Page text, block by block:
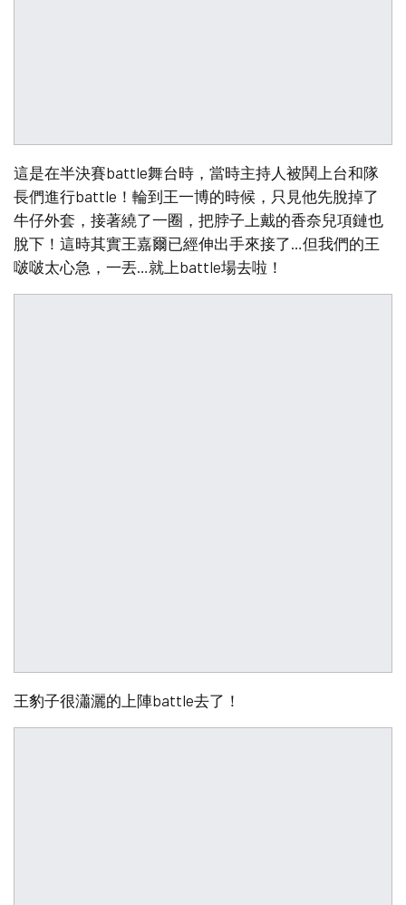
這是在半決賽battle舞台時，當時主持人被鬨上台和隊
長們進行battle！輪到王一博的時候，只見他先脫掉了
牛仔外套，接著繞了一圈，把脖子上戴的香奈兒項鏈也
脫下！這時其實王嘉爾已經伸出手來接了…但我們的王
啵啵太心急，一丟…就上battle場去啦！
王豹子很瀟灑的上陣battle去了！